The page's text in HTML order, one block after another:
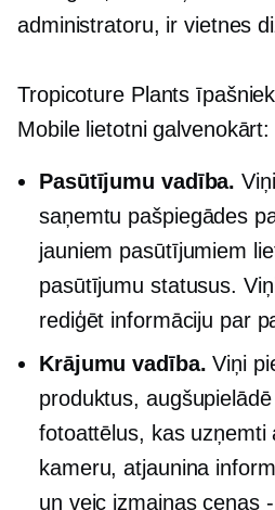
administratoru, ir vietnes
Tropicoture Plants
Mobile lietotni galvenokārt:
Pasūtījumu vadība.
saņemtu pašpiegādes
jauniem pasūtījumiem
pasūtījumu statusus.
rediģēt informāciju par
Krājumu vadība. Viņi
produktus,
fotoattēlus, kas uzņemti
kameru, atjaunina
un veic izmaiņascenas